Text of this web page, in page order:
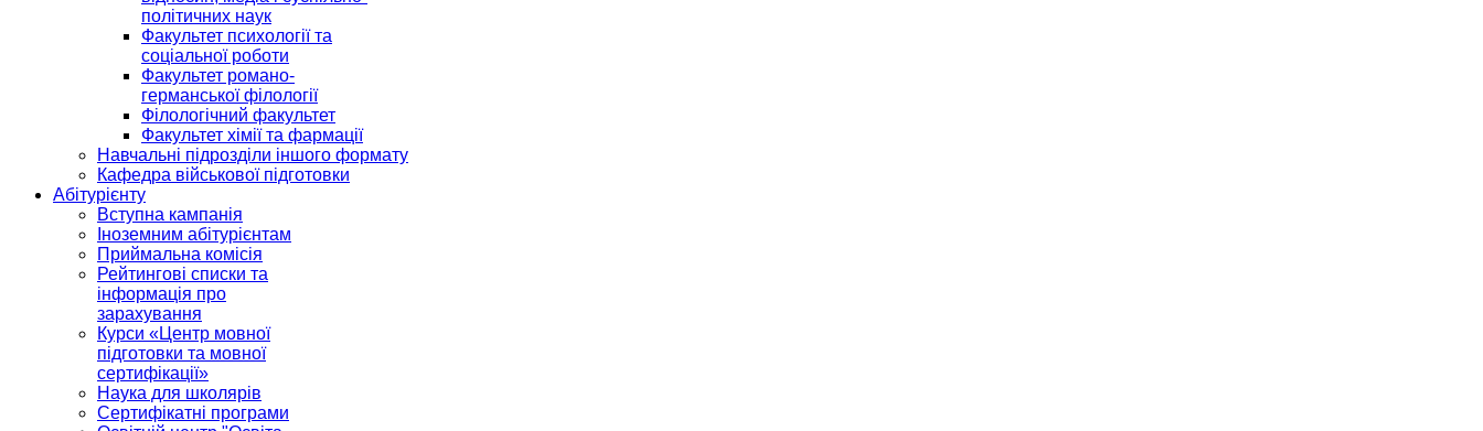
політичних наук
Факультет психології та
соціальної роботи
Факультет романо-
германської філології
Філологічний факультет
Факультет хімії та фармації
Навчальні підрозділи іншого формату
Кафедра військової підготовки
Абітурієнту
Вступна кампанія
Іноземним абітурієнтам
Приймальна комісія
Рейтингові списки та
інформація про
зарахування
Курси «Центр мовної
підготовки та мовної
сертифікації»
Наука для школярів
Сертифікатні програми